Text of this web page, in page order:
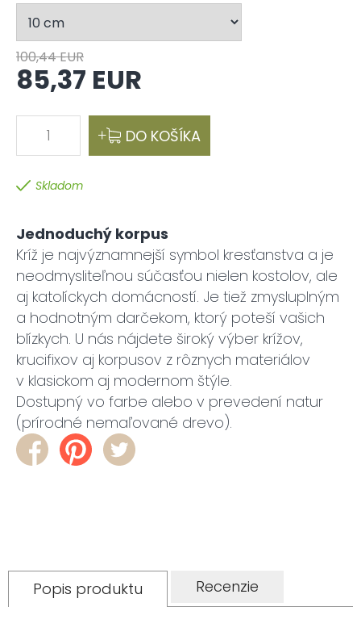
100,44 EUR
85,37 EUR
1 DO KOŠÍKA
Skladom
Jednoduchý korpus
Kríž je najvýznamnejší symbol kresťanstva a je
neodmysliteľnou súčasťou nielen kostolov, ale
aj katolíckych domácností. Je tiež zmysluplným
a hodnotným darčekom, ktorý poteší vašich
blízkych. U nás nájdete široký výber krížov,
krucifixov aj korpusov z rôznych materiálov
v klasickom aj modernom štýle.
Dostupný vo farbe alebo v prevedení natur
(prírodné nemaľované drevo).
Popis produktu Recenzie